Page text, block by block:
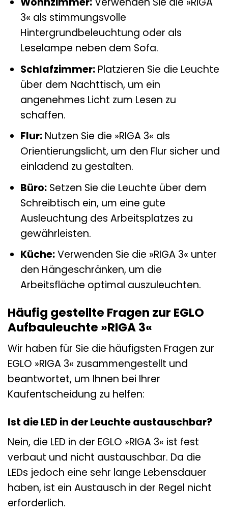
3« als stimmungsvolle
Hintergrundbeleuchtung oder als
Leselampe neben dem Sofa.
Schlafzimmer:Platzieren Sie die Leuchte
über dem Nachttisch, um ein
angenehmes Licht zum Lesen zu
schaffen.
Flur:Nutzen Sie die »RIGA 3« als
Orientierungslicht, um den Flur sicher und
einladend zu gestalten.
Büro:Setzen Sie die Leuchte über dem
Schreibtisch ein, um eine gute
Ausleuchtung des Arbeitsplatzes zu
gewährleisten.
Küche:Verwenden Sie die »RIGA 3« unter
den Hängeschränken, um die
Arbeitsfläche optimal auszuleuchten.
Häufig gestellte Fragen zur EGLO
Aufbauleuchte »RIGA 3«
Wir haben für Sie die häufigsten Fragen zur
EGLO »RIGA 3« zusammengestellt und
beantwortet, um Ihnen bei Ihrer
Kaufentscheidung zu helfen:
Ist die LED in der Leuchte austauschbar?
Nein, die LED in der EGLO »RIGA 3« ist fest
verbaut und nicht austauschbar. Da die
LEDs jedoch eine sehr lange Lebensdauer
haben, ist ein Austausch in der Regel nicht
erforderlich.